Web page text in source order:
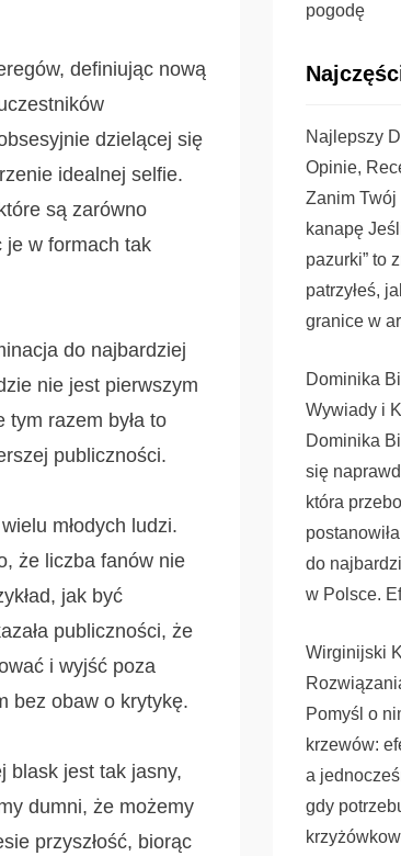
definiując nową
dzielącej się
idealnej selfie.
są zarówno
je w formach tak
do najbardziej
nie jest pierwszym
tym razem była to
publiczności.
młodych ludzi.
że liczba fanów nie
jak być
publiczności, że
i wyjść poza
bez obaw o krytykę.
blask jest tak jasny,
dumni, że możemy
przyszłość, biorąc
pogodę
Najlepszy
Opinie,
Zanim
kanapę
pazurki” to
patrzyłeś,
granice w
Dominika
Wywiady i
Dominika
się
która
do
w Polsce.
Wirginijski
Pomyśl o
krzewów:
a
gdy